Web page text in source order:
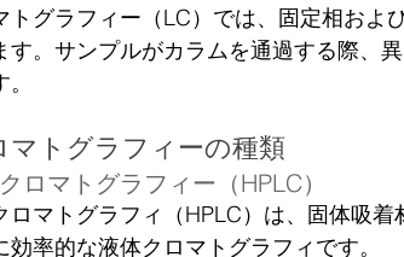
トグラフィー（LC）では、固定相およ
す。サンプルがカラムを通過する際、
マトグラフィーの種類
ロマトグラフィー（HPLC）
ロマトグラフィ（HPLC）は、固体吸
効率的な液体クロマトグラフィです。